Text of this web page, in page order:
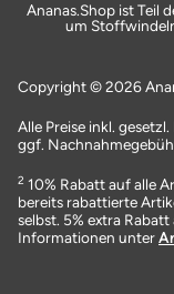
Ananas.Shop ist Teil
um
Copyright © 2026
Alle Preise inkl.
ggf.
2 10% Rabatt auf alle
bereits rabattierte
selbst. 5% extra
Informationen unter